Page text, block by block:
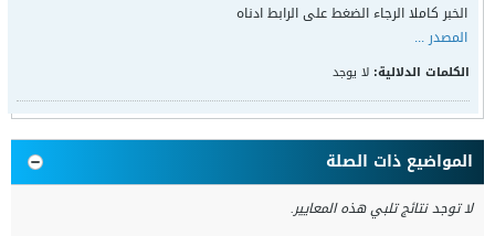
الخبر كاملا الرجاء الضغط على الرابط ادناه
المصدر ...
الكلمات الدلالية: لا يوجد
المواضيع ذات الصلة
لا توجد نتائج تلبي هذه المعايير.